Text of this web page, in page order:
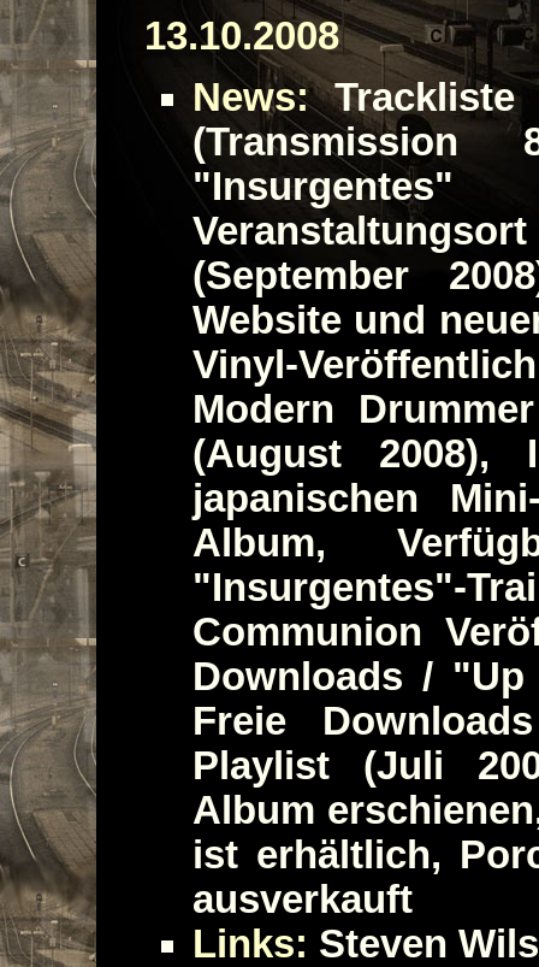
13.10.2008
News:Trackliste
(September
Website und
Vinyl-
Modern
(August 2008),
japanischen
Album,
"Insurgentes"-
Communion
Downloads / "Up
Freie
Playlist (Juli
Album
ist erhältlich,
ausverkauft
Links: Steven